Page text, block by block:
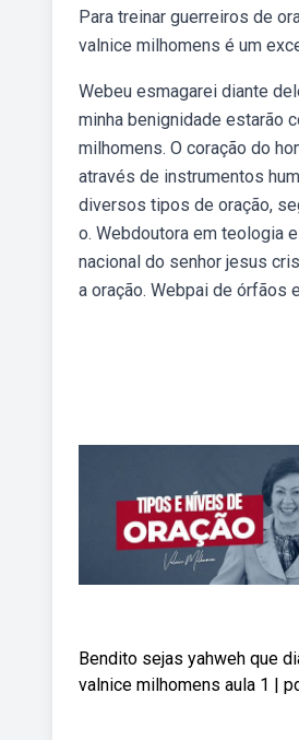
Para treinar guerreiros de
valnice milhomens é um
Webeu esmagarei diante
minha benignidade estarão
milhomens. O coração do
através de instrumentos
diversos tipos de oração,
o. Webdoutora em teologia
nacional do senhor jesus
a oração. Webpai de órfãos
Bendito sejas yahweh que
valnice milhomens aula 1 |